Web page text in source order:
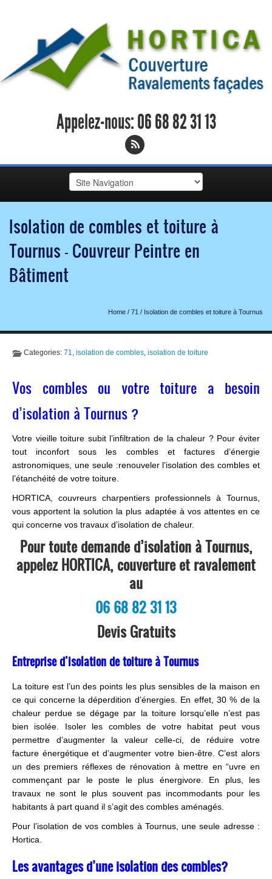
Appelez-nous:06 68 82 31 13
Isolation de combles et toiture à
Tournus - Couvreur Peintre en
Bâtiment
Home / 71 / Isolation de combles et toiture à Tournus
Categories: 71 isolation de combles isolation de toiture
Vos combles ou votre toiture a besoin
d’isolation à Tournus ?
Votre vieille toiture subit l’infiltration de la chaleur ? Pour éviter
tout inconfort sous les combles et factures d’énergie
astronomiques, une seule :renouveler l’isolation des combles et
l’étanchéité de votre toiture.
HORTICA, couvreurs charpentiers professionnels à Tournus,
vous apportent la solution la plus adaptée à vos attentes en ce
qui concerne vos travaux d’isolation de chaleur.
Pour toute demande d’isolation à Tournus,
appelez HORTICA, couverture et ravalement
au
06 68 82 31 13
Devis Gratuits
Entreprise d’isolation de toiture à Tournus
La toiture est l’un des points les plus sensibles de la maison en
ce qui concerne la déperdition d’énergies. En effet, 30 % de la
chaleur perdue se dégage par la toiture lorsqu’elle n’est pas
bien isolée. Isoler les combles de votre habitat peut vous
permettre d’augmenter la valeur celle-ci, de réduire votre
facture énergétique et d’augmenter votre bien-être. C’est alors
un des premiers réflexes de rénovation à mettre en “uvre en
commençant par le poste le plus énergivore. En plus, les
travaux ne sont le plus souvent pas incommodants pour les
habitants à part quand il s’agit des combles aménagés.
Pour l’isolation de vos combles à Tournus, une seule adresse :
Hortica.
Les avantages d’une isolation des combles?